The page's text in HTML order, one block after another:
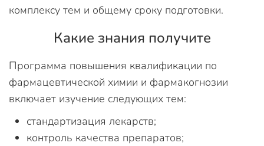
комплексу тем и общему сроку подготовки.
Какие знания получите
Программа повышения квалификации по
фармацевтической химии и фармакогнозии
включает изучение следующих тем:
стандартизация лекарств;
контроль качества препаратов;